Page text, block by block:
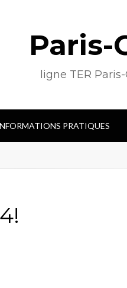
Paris-
ligne TER
PRATIQUES